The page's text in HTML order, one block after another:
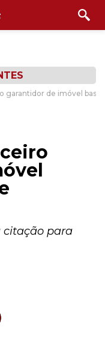
garantidor de imóvel
citação para